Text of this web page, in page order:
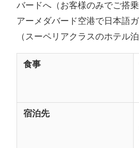
バードへ（お客様のみでご搭
アーメダバード空港で日本語
（スーペリアクラスのホテル泊
食事
宿泊先